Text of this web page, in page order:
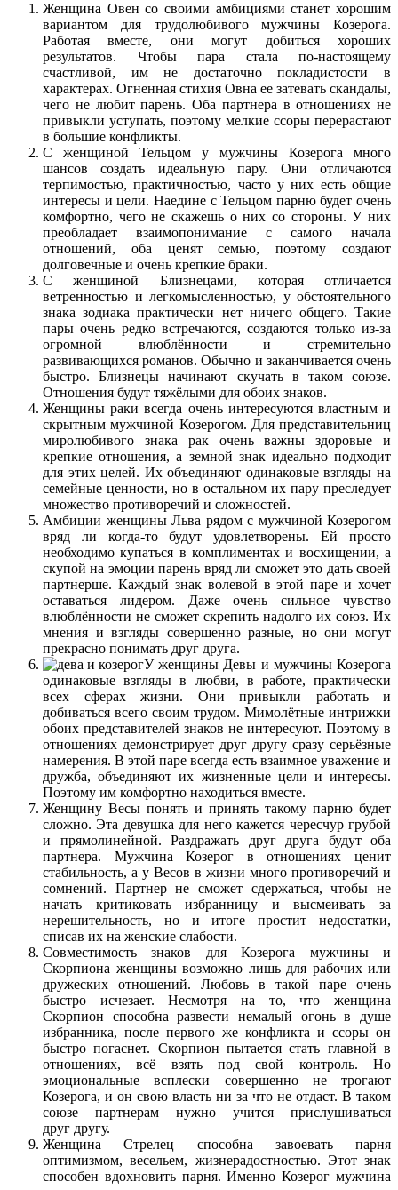
Женщина Овен со своими амбициями станет хорошим
вариантом для трудолюбивого мужчины Козерога.
Работая вместе, они могут добиться хороших
результатов. Чтобы пара стала по-настоящему
счастливой, им не достаточно покладистости в
характерах. Огненная стихия Овна ее затевать скандалы,
чего не любит парень. Оба партнера в отношениях не
привыкли уступать, поэтому мелкие ссоры перерастают
в большие конфликты.
С женщиной Тельцом у мужчины Козерога много
шансов создать идеальную пару. Они отличаются
терпимостью, практичностью, часто у них есть общие
интересы и цели. Наедине с Тельцом парню будет очень
комфортно, чего не скажешь о них со стороны. У них
преобладает взаимопонимание с самого начала
отношений, оба ценят семью, поэтому создают
долговечные и очень крепкие браки.
С женщиной Близнецами, которая отличается
ветренностью и легкомысленностью, у обстоятельного
знака зодиака практически нет ничего общего. Такие
пары очень редко встречаются, создаются только из-за
огромной влюблённости и стремительно
развивающихся романов. Обычно и заканчивается очень
быстро. Близнецы начинают скучать в таком союзе.
Отношения будут тяжёлыми для обоих знаков.
Женщины раки всегда очень интересуются властным и
скрытным мужчиной Козерогом. Для представительниц
миролюбивого знака рак очень важны здоровые и
крепкие отношения, а земной знак идеально подходит
для этих целей. Их объединяют одинаковые взгляды на
семейные ценности, но в остальном их пару преследует
множество противоречий и сложностей.
Амбиции женщины Льва рядом с мужчиной Козерогом
вряд ли когда-то будут удовлетворены. Ей просто
необходимо купаться в комплиментах и восхищении, а
скупой на эмоции парень вряд ли сможет это дать своей
партнерше. Каждый знак волевой в этой паре и хочет
оставаться лидером. Даже очень сильное чувство
влюблённости не сможет скрепить надолго их союз. Их
мнения и взгляды совершенно разные, но они могут
прекрасно понимать друг друга.
У женщины Девы и мужчины Козерога
одинаковые взгляды в любви, в работе, практически
всех сферах жизни. Они привыкли работать и
добиваться всего своим трудом. Мимолётные интрижки
обоих представителей знаков не интересуют. Поэтому в
отношениях демонстрирует друг другу сразу серьёзные
намерения. В этой паре всегда есть взаимное уважение и
дружба, объединяют их жизненные цели и интересы.
Поэтому им комфортно находиться вместе.
Женщину Весы понять и принять такому парню будет
сложно. Эта девушка для него кажется чересчур грубой
и прямолинейной. Раздражать друг друга будут оба
партнера. Мужчина Козерог в отношениях ценит
стабильность, а у Весов в жизни много противоречий и
сомнений. Партнер не сможет сдержаться, чтобы не
начать критиковать избранницу и высмеивать за
нерешительность, но и итоге простит недостатки,
списав их на женские слабости.
Совместимость знаков для Козерога мужчины и
Скорпиона женщины возможно лишь для рабочих или
дружеских отношений. Любовь в такой паре очень
быстро исчезает. Несмотря на то, что женщина
Скорпион способна развести немалый огонь в душе
избранника, после первого же конфликта и ссоры он
быстро погаснет. Скорпион пытается стать главной в
отношениях, всё взять под свой контроль. Но
эмоциональные всплески совершенно не трогают
Козерога, и он свою власть ни за что не отдаст. В таком
союзе партнерам нужно учится прислушиваться
друг другу.
Женщина Стрелец способна завоевать парня
оптимизмом, весельем, жизнерадостностью. Этот знак
способен вдохновить парня. Именно Козерог мужчина